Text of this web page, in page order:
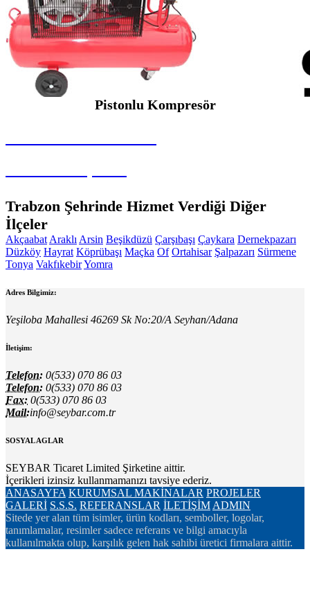
Pistonlu Kompresör
Trabzon Şehrinde Hizmet Verdiği Diğer
İlçeler
Akçaabat Araklı Arsin Beşikdüzü Çarşıbaşı Çaykara Dernekpazarı
Düzköy Hayrat Köprübaşı Maçka Of Ortahisar Şalpazarı Sürmene
Tonya VakfıkebirYomra
Adres Bilgimiz:
Yeşiloba Mahallesi 46269 Sk No:20/A Seyhan/Adana
İletişim:
Telefon: 0(533) 070 86 03
Telefon: 0(533) 070 86 03
Fax: 0(533) 070 86 03
Mail:info@seybar.com.tr
SOSYAL AGLAR
SEYBAR Ticaret Limited Şirketine aittir.
İçerikleri izinsiz kullanmamanızı tavsiye ederiz.
ANASAYFA KURUMSAL MAKİNALAR PROJELER
GALERİ S.S.S. REFERANSLAR İLETİŞİM ADMIN
Sitede yer alan tüm isimler, ürün kodları, semboller, logolar,
tanımlamalar, resimler sadece referans ve bilgi amacıyla
kullanılmakta olup, karşılık gelen hak sahibi üretici firmalara aittir.